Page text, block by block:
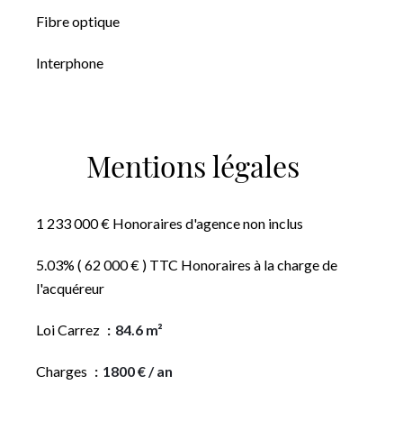
Fibre optique
Interphone
Mentions légales
1 233 000 € Honoraires d'agence non inclus
5.03% ( 62 000 € ) TTC Honoraires à la charge de
l'acquéreur
Loi Carrez 84.6 m²
Charges 1800 € / an